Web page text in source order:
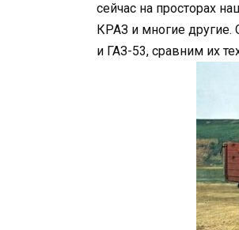
сейчас на просторах
КРАЗ и многие другие.
и ГАЗ-53, сравним их